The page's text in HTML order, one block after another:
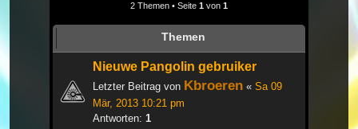
2 Themen • Seite 1 von 1
Themen
Nieuwe Pangolin gebruiker
Letzter Beitrag von Kbroeren « Sa 09
Mär, 2013 10:21 pm
Antworten: 1